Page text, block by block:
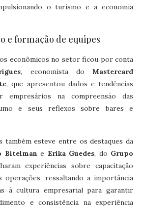
o turismo e a economia
e formação de equipes
econômicos no setor ficou por conta
, economista doMastercard
, que apresentou dados e tendências
empresários na compreensão das
e seus reflexos sobre bares e
também esteve entre os destaques da
Bitelman e Erika Guedes, do Grupo
experiências sobre capacitação
ressaltando a importância
à cultura empresarial para garantir
e consistência na experiência